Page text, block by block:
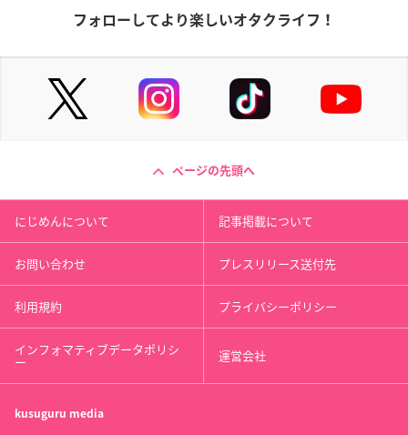
フォローしてより楽しいオタクライフ！
ページの先頭へ
にじめんについて 記事掲載について
お問い合わせ プレスリリース送付先
利用規約 プライバシーポリシー
インフォマティブデータポリシ
ー 運営会社
kusuguru media